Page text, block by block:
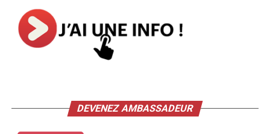
DEVENEZ AMBASSADEUR